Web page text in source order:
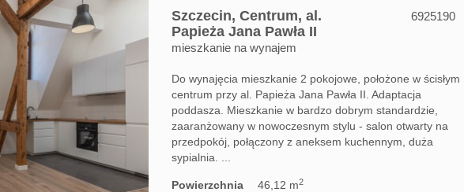
Szczecin, Centrum, al.
Papieża Jana Pawła II
mieszkanie na wynajem
6925190
Do wynajęcia mieszkanie 2 pokojowe, położone w ścisłym
centrum przy al. Papieża Jana Pawła II. Adaptacja
poddasza. Mieszkanie w bardzo dobrym standardzie,
zaaranżowany w nowoczesnym stylu - salon otwarty na
przedpokój, połączony z aneksem kuchennym, duża
sypialnia. ...
Powierzchnia 46,12 m2